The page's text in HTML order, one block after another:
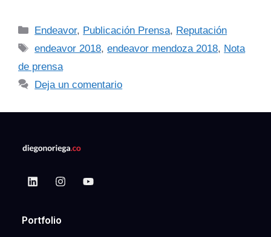
Endeavor, Publicación Prensa, Reputación
endeavor 2018,endeavor mendoza 2018, Nota
de prensa
Deja un comentario
Portfolio